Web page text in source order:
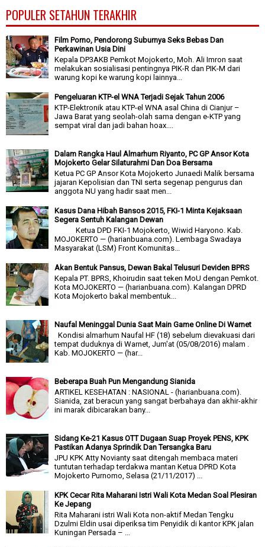
POPULER SETAHUN TERAKHIR
Film Porno, Pendorong Suburnya Seks Bebas Dan
Perkawinan Usia Dini
Kepala DP3AKB Pemkot Mojokerto, Moh. Ali Imron saat
melakukan sosialisasi pentingnya PIK-R dan PIK-M dari
warung kopi ke warung kopi lainnya...
Pengeluaran KTP-el WNA Terjadi Sejak Tahun 2006
KTP-Elektronik atau KTP-el WNA asal China di Cianjur –
Jawa Barat yang seolah-olah sama dengan e-KTP yang
sempat viral dan jadi bahan hoax....
Dalam Rangka Haul Almarhum Riyanto, PC GP Ansor Kota
Mojokerto Gelar Silaturahmi Dan Doa Bersama
Ketua PC GP Ansor Kota Mojokerto Junaedi Malik bersama
jajaran Kepolisian dan TNI serta segenap pengurus dan
anggota NU yang hadir saat men...
Kasus Dana Hibah Bansos 2015, FKI-1 Minta Kejaksaan
Segera Sentuh Kalangan Dewan
Ketua DPD FKI-1 Mojokerto, Wiwid Haryono. Kab.
MOJOKERTO — (harianbuana.com). Lembaga Swadaya
Masyarakat (LSM) Front Komunitas...
Akan Bentuk Pansus, Dewan Bakal Telusuri Deviden BPRS
Kepala PT. BPRS, Khoirudin saat teken MoU dengan Pemkot.
Kota MOJOKERTO — (harianbuana.com). Kalangan DPRD
Kota Mojokerto bakal membentuk...
Naufal Meninggal Dunia Saat Main Game Online Di Warnet
Kondisi almarhum Naufal HF (18) sebelum dievakuasi dari
tempat duduknya di Warnet, Jum'at (05/08/2016) malam .
Kab. MOJOKERTO — (har...
Beberapa Buah Pun Mengandung Sianida
ARTIKEL KESEHATAN : NASIONAL - (harianbuana.com).
Sianida, zat beracun yang sangat berbahaya dan akhir-akhir
ini marak dibicarakan bany...
Sidang Ke-21 Kasus OTT Dugaan Suap Proyek PENS, KPK
Pastikan Adanya Sprindik Dan Tersangka Baru
JPU KPK Atty Novianty saat ditengah membaca materi
tuntutan terhadap terdakwa mantan Ketua DPRD Kota
Mojokerto Purnomo, Selasa (21/11/2017) ...
KPK Cecar Rita Maharani Istri Wali Kota Medan Soal Plesiran
Ke Jepang
Rita Maharani istri Wali Kota non-aktif Medan Tengku
Dzulmi Eldin usai diperiksa tim Penyidik di kantor KPK jalan
Kuningan Persada – ...